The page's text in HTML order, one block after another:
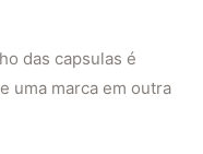
das capsulas é
uma marca em outra